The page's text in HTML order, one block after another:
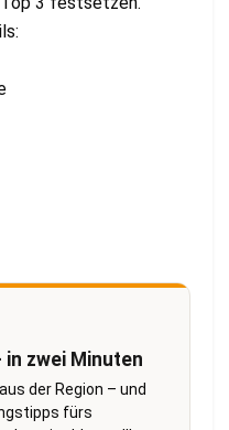
in zwei Minuten
der Region – und
fürs